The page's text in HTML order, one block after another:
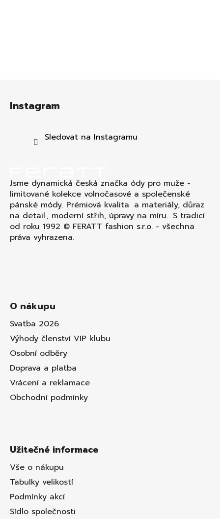
Instagram
Sledovat na Instagramu
Jsme dynamická česká značka ódy pro muže -
limitované kolekce volnočasové a společenské
pánské módy. Prémiová kvalita a materiály, důraz
na detail., moderní střih, úpravy na míru. S tradicí
od roku 1992 © FERATT fashion s.r.o. - všechna
práva vyhrazena.
O nákupu
Svatba 2026
Výhody členství VIP klubu
Osobní odběry
Doprava a platba
Vrácení a reklamace
Obchodní podmínky
Užitečné informace
Vše o nákupu
Tabulky velikostí
Podmínky akcí
Sídlo společnosti